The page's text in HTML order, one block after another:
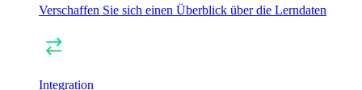
Verschaffen Sie sich einen Überblick über die Lerndaten
Integration